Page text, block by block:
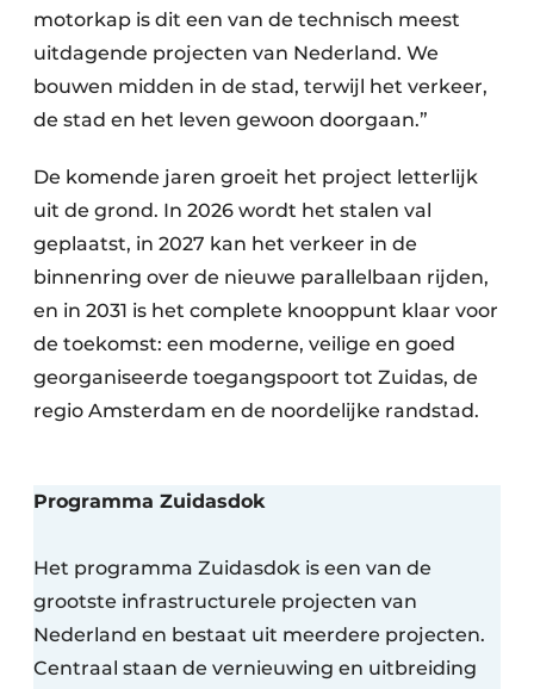
motorkap is dit een van de technisch meest
uitdagende projecten van Nederland. We
bouwen midden in de stad, terwijl het verkeer,
de stad en het leven gewoon doorgaan.”
De komende jaren groeit het project letterlijk
uit de grond. In 2026 wordt het stalen val
geplaatst, in 2027 kan het verkeer in de
binnenring over de nieuwe parallelbaan rijden,
en in 2031 is het complete knooppunt klaar voor
de toekomst: een moderne, veilige en goed
georganiseerde toegangspoort tot Zuidas, de
regio Amsterdam en de noordelijke randstad.
Programma Zuidasdok
Het programma Zuidasdok is een van de
grootste infrastructurele projecten van
Nederland en bestaat uit meerdere projecten.
Centraal staan de vernieuwing en uitbreiding